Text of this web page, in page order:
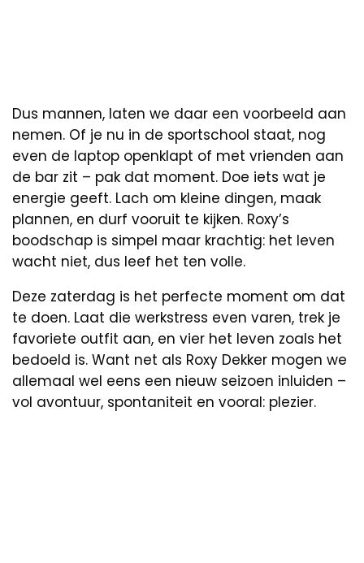
Dus mannen, laten we daar een voorbeeld aan
nemen. Of je nu in de sportschool staat, nog
even de laptop openklapt of met vrienden aan
de bar zit – pak dat moment. Doe iets wat je
energie geeft. Lach om kleine dingen, maak
plannen, en durf vooruit te kijken. Roxy’s
boodschap is simpel maar krachtig: het leven
wacht niet, dus leef het ten volle.
Deze zaterdag is het perfecte moment om dat
te doen. Laat die werkstress even varen, trek je
favoriete outfit aan, en vier het leven zoals het
bedoeld is. Want net als Roxy Dekker mogen we
allemaal wel eens een nieuw seizoen inluiden –
vol avontuur, spontaniteit en vooral: plezier.